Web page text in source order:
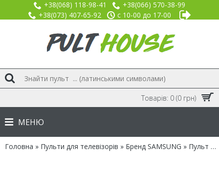
+38(068) 118-98-41
+38(066) 570-38-99
+38(073) 407-65-92
с 10-00 до 17-00
Товарів: 0 (0 грн)
МЕНЮ
Головна » Пульти для телевізорів » Бренд SAMSUNG » Пульт HUAYU для Samsung BN59-01363G DTMF (голос) Voise Smart TV